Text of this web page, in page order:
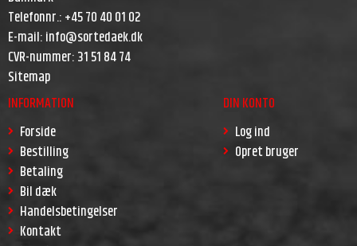
Telefonnr.:+45 70 40 01 02
E-mail:info@sortedaek.dk
CVR-nummer:31 51 84 74
Sitemap
INFORMATION
Forside
Bestilling
Betaling
Bil dæk
Handelsbetingelser
Kontakt
DIN KONTO
Log ind
Opret bruger